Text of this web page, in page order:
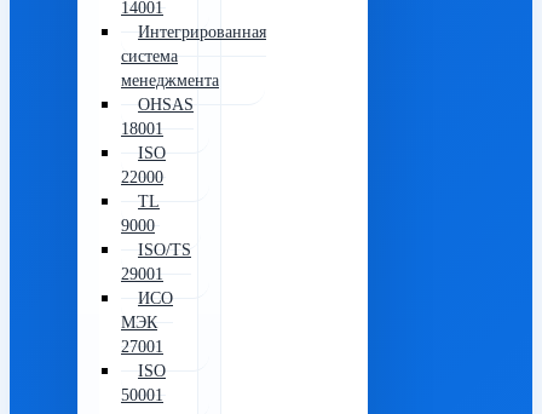
14001
Интегрированная
система
менеджмента
OHSAS
18001
ISO
22000
TL
9000
ISO/TS
29001
ИСО
МЭК
27001
ISO
50001